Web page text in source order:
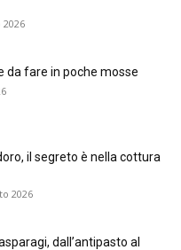
2026
da fare in poche mosse
il segreto è nella cottura
2026
dall’antipasto al